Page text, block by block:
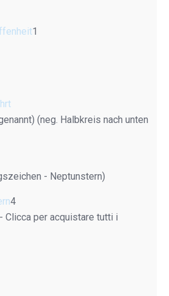
1
(neg. Halbkreis nach unten
- Neptunstern)
4
Clicca per acquistare tutti i